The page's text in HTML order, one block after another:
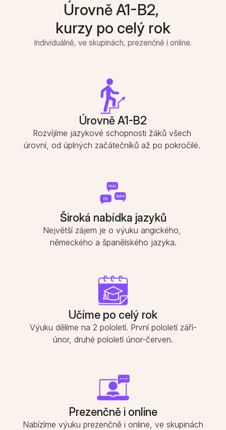
Úrovně A1-B2,
kurzy po celý rok
Individuálně, ve skupinách, prezenčně i online.
Úrovně A1-B2
Rozvíjíme jazykové schopnosti žáků všech
úrovní, od úplných začátečníků až po pokročilé.
Široká nabídka jazyků
Největší zájem je o výuku angického,
německého a španělského jazyka.
Učíme po celý rok
Výuku dělíme na 2 pololetí. První pololetí září-
únor, druhé pololetí únor-červen.
Prezenčně i online
Nabízíme výuku prezenčně i online, ve skupinách